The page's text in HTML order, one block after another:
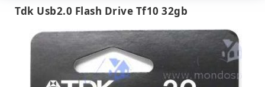
Tdk Usb2.0 Flash Drive Tf10 32gb